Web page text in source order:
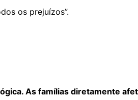
os prejuízos”.
As famílias diretamente